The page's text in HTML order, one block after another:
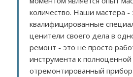
количество. Наши мастера -
квалифицированные
ценители своего дела в
ремонт - это не просто
инструмента к
отремонтированный